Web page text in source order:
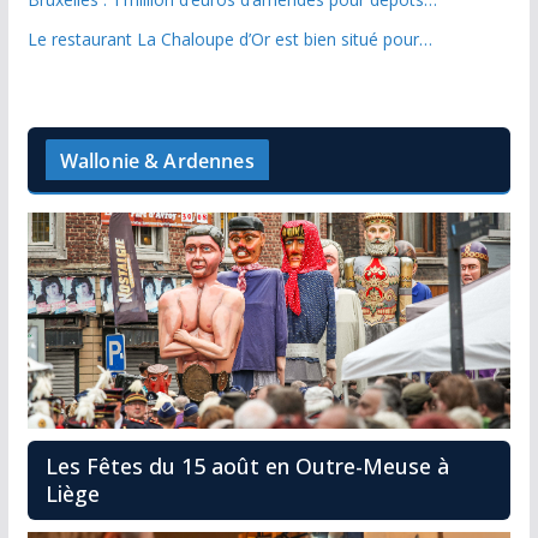
Le restaurant La Chaloupe d’Or est bien situé pour…
Wallonie & Ardennes
Les Fêtes du 15 août en Outre-Meuse à
Liège